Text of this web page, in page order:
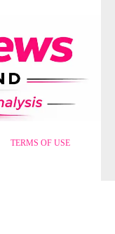
TERMS OF USE